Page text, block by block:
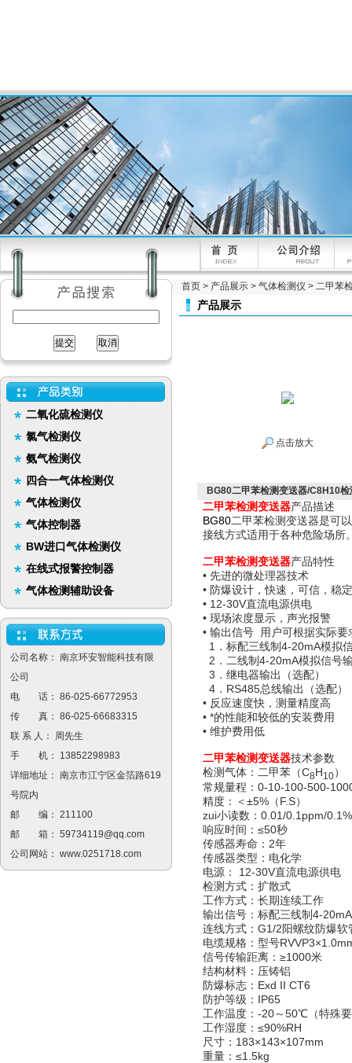
二氧化硫检测仪
氯气检测仪
氨气检测仪
四合一气体检测仪
气体检测仪
气体控制器
BW进口气体检测仪
在线式报警控制器
气体检测辅助设备
公司名称： 南京环安智能科技有限
公司
电 话： 86-025-66772953
传 真： 86-025-66683315
联 系 人： 周先生
手 机： 13852298983
详细地址： 南京市江宁区金箔路619
号院内
邮 编： 211100
邮 箱： 59734119@qq.com
公司网站： www.0251718.com
首页 > 产品展示 > 气体检测仪 > 二甲苯
产品展示
点击放大
BG80二甲苯检测变送器/C8H10检
二甲苯检测变送器产品描述
BG80二甲苯检测变送器是可
接线方式适用于各种危险场所
二甲苯检测变送器产品特性
• 先进的微处理器技术
• 防爆设计，快速，可信，稳
• 12-30V直流电源供电
• 现场浓度显示，声光报警
• 输出信号 用户可根据实际
1．标配三线制4-20mA模拟
2．二线制4-20mA模拟信号
3．继电器输出（选配）
4．RS485总线输出（选配）
• 反应速度快，测量精度高
• *的性能和较低的安装费用
• 维护费用低
二甲苯检测变送器技术参数
检测气体：二甲苯（C8H10）
常规量程：0-10-100-500-
精度：＜±5%（F.S）
zui小读数：0.01/0.1ppm/
响应时间：≤50秒
传感器寿命：2年
传感器类型：电化学
电源： 12-30V直流电源供电
检测方式：扩散式
工作方式：长期连续工作
输出信号：标配三线制4-
连线方式：G1/2阳螺纹防爆软
电缆规格：型号
信号传输距离：≥1000米
结构材料：压铸铝
防爆标志：Exd II CT6
防护等级：IP65
工作温度：-20～50℃（特殊
工作湿度：≤90%RH
尺寸：183×143×107mm
重量：≤1.5kg